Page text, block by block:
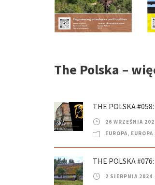
The Polska –
THE POLSKA
26 WRZEŚNIA
EUROPA,
THE POLSKA
2 SIERPNIA 2024